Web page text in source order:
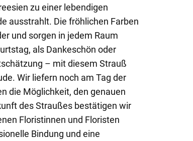
zu einer lebendigen
ausstrahlt. Die fröhlichen Farben
und sorgen in jedem Raum
als Dankeschön oder
– mit diesem Strauß
Wir liefern noch am Tag der
die Möglichkeit, den genauen
des Straußes bestätigen wir
Floristinnen und Floristen
Bindung und eine